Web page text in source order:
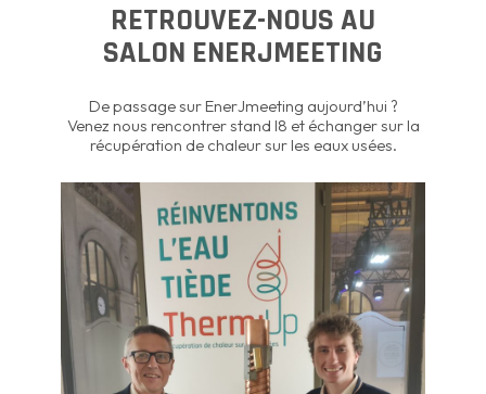
RETROUVEZ-NOUS AU
SALON ENERJMEETING
De passage sur EnerJmeeting aujourd’hui ?
Venez nous rencontrer stand I8 et échanger sur la
récupération de chaleur sur les eaux usées.